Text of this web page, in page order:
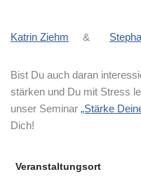
Katrin Ziehm &
Bist Du auch daran
stärken und Du mit Stress
unser Seminar „Stärke
Dich!
Veranstaltungsort